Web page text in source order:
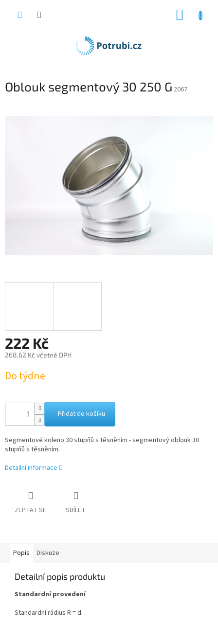
Oblouk segmentový 30 250 G 2067
222 Kč
268,62 Kč včetně DPH
cena:
Do týdne
Přidat do košíku
Segmentové koleno 30 stupňů s těsněním - segmentový oblouk 30
stupňů s těsněním.
Detailní informace
ZEPTAT SE SDÍLET
Popis Diskuze
Detailní popis produktu
Standardní provedení
Standardní rádius R = d.